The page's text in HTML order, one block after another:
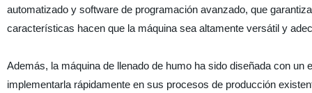
automatizado y software de programación avanzado, que
características hacen que la máquina sea altamente versátil y
Además, la máquina de llenado de humo ha sido diseñada con
implementarla rápidamente en sus procesos de producción